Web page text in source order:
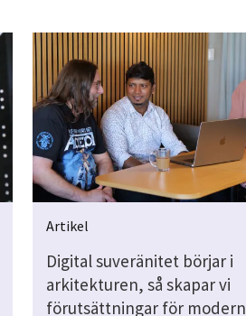
Artikel
Digital suveränitet börjar i
arkitekturen, så skapar vi
förutsättningar för modern